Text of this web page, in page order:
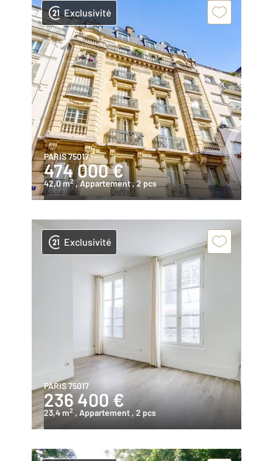
Exclusivité
PARIS 75017
474 000 €
42,0 m2 , Appartement, 2 pcs
Exclusivité
PARIS 75017
236 400 €
23,4 m2 , Appartement , 2 pcs